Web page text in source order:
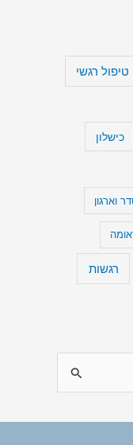
טיפול רגשי
כישלון
וארגון
רגשות